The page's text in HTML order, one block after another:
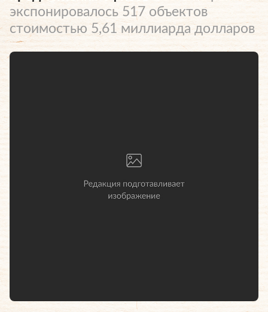
экспонировалось 517 объектов
стоимостью 5,61 миллиарда долларов